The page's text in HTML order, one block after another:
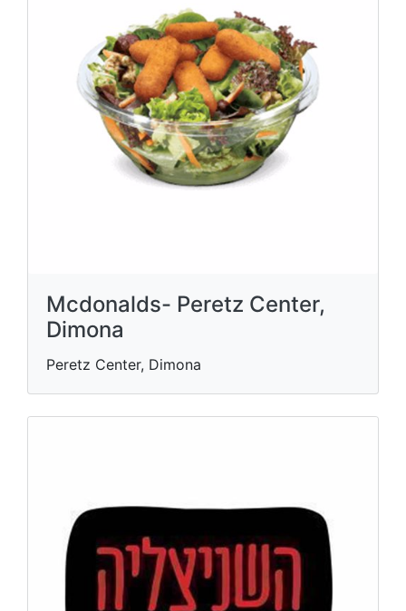
Mcdonalds- Peretz Center,
Dimona
Peretz Center, Dimona